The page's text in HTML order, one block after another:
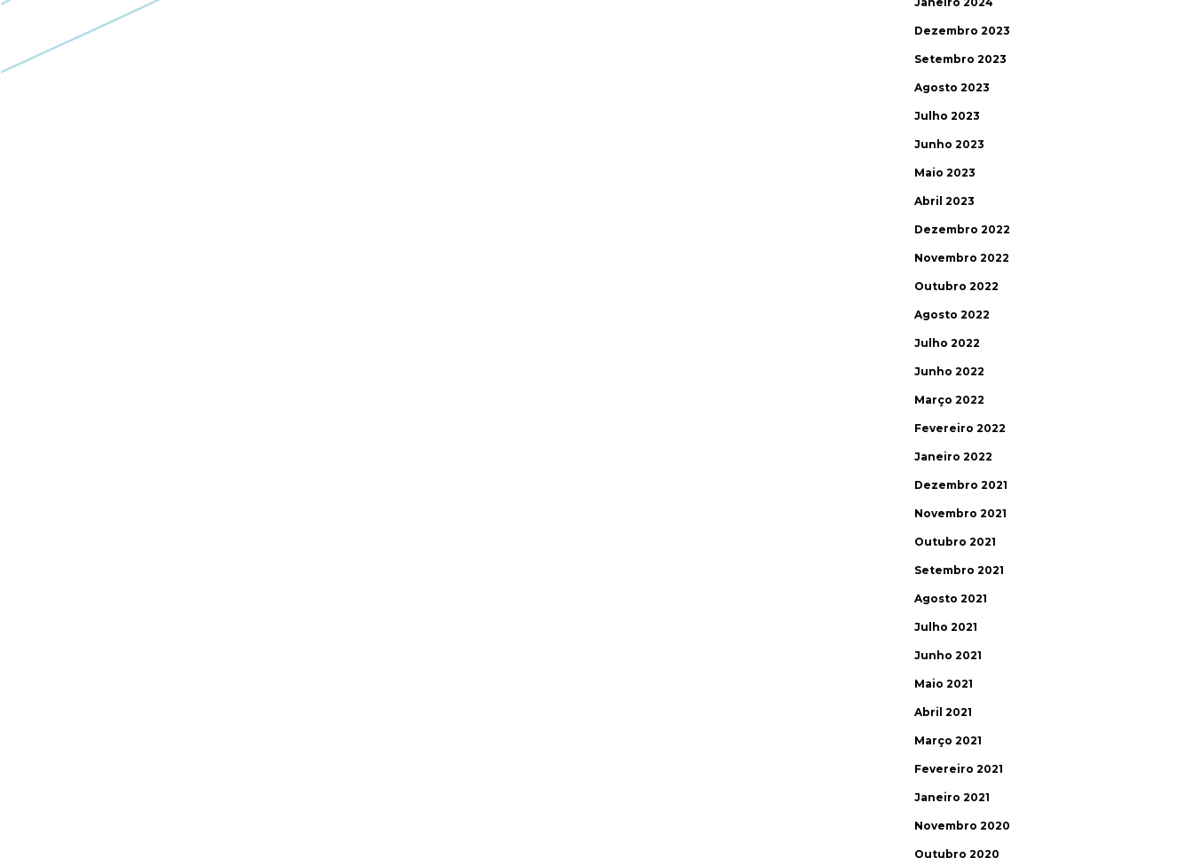
Dezembro 2023
Setembro 2023
Agosto 2023
Julho 2023
Junho 2023
Maio 2023
Abril 2023
Dezembro 2022
Novembro 2022
Outubro 2022
Agosto 2022
Julho 2022
Junho 2022
Março 2022
Fevereiro 2022
Janeiro 2022
Dezembro 2021
Novembro 2021
Outubro 2021
Setembro 2021
Agosto 2021
Julho 2021
Junho 2021
Maio 2021
Abril 2021
Março 2021
Fevereiro 2021
Janeiro 2021
Novembro 2020
Outubro 2020